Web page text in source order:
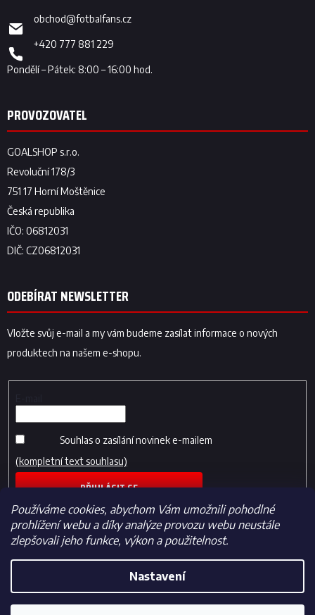
Používáme cookies, abychom Vám umožnili pohodlné
prohlížení webu a díky analýze provozu webu neustále
zlepšovali jeho funkce, výkon a použitelnost.
Nastavení
obchod@fotbalfans.cz
+420 777 881 229
ODEBÍRAT NEWSLETTER
Vložte svůj e-mail a my vám budeme zasílat informace o nových
produktech na našem e-shopu.
Souhlas o zasílání novinek e-mailem
(kompletní text souhlasu)
PŘIHLÁSIT SE
Vytvořil Shoptet